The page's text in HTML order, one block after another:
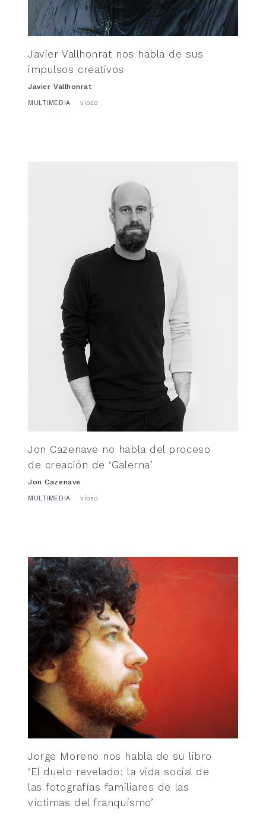
Javier Vallhonrat nos habla de sus
impulsos creativos
Javier Vallhonrat
MULTIMEDIA VÍDEO
Jon Cazenave no habla del proceso
de creación de ‘Galerna’
Jon Cazenave
MULTIMEDIA VÍDEO
Jorge Moreno nos habla de su libro
‘El duelo revelado: la vida social de
las fotografías familiares de las
víctimas del franquismo’